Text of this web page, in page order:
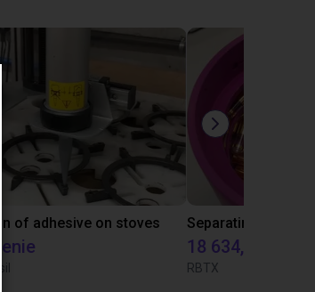
of adhesive on stoves
18 634,80 zł
RBTX